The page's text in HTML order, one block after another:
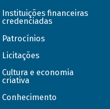
Instituições financeiras
credenciadas
Patrocínios
Licitações
Cultura e economia
criativa
Conhecimento